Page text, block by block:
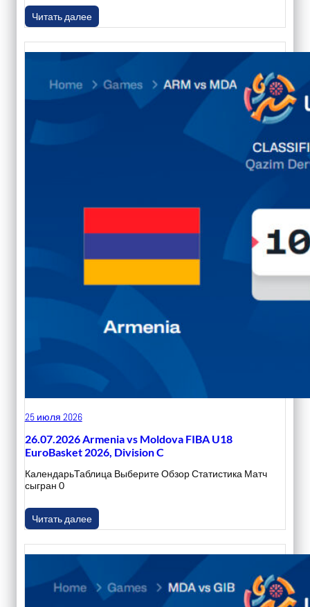
Читать далее
25 июля 2026
26.07.2026 Armenia vs Moldova FIBA U18
EuroBasket 2026, Division C
КалендарьТаблица Выберите Обзор Статистика Матч
сыгран 0
Читать далее